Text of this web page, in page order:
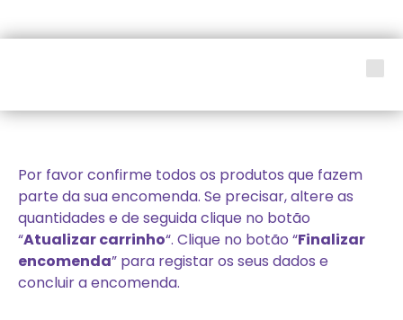
Por favor confirme todos os produtos que fazem
parte da sua encomenda. Se precisar, altere as
quantidades e de seguida clique no botão
“Atualizar carrinho“. Clique no botão “Finalizar
encomenda” para registar os seus dados e
concluir a encomenda.